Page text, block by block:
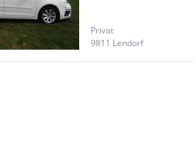
Privat
9811 Lendorf